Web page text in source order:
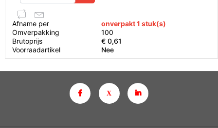
Afname per
onverpakt 1 stuk(s)
Omverpakking
100
Brutoprijs
€ 0,61
Voorraadartikel
Nee